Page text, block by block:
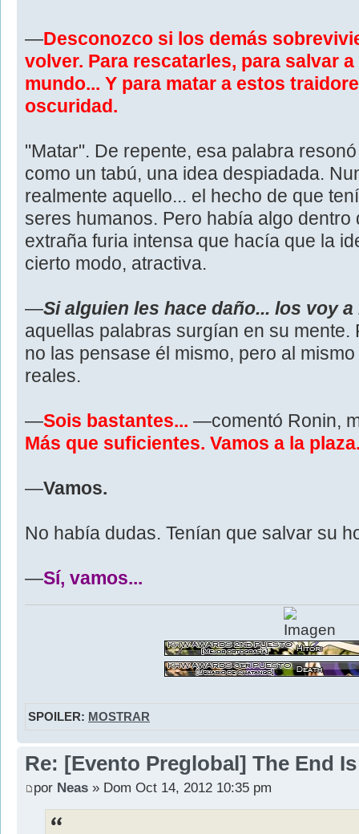
—Desconozco si los demás
volver. Para rescatarles, para salvar
mundo... Y para matar a estos
oscuridad.
"Matar". De repente, esa palabra
como un tabú, una idea despiadada.
realmente aquello... el hecho de que
seres humanos. Pero había algo dentro
extraña furia intensa que hacía que la
cierto modo, atractiva.
—Si alguien les hace daño... los voy
aquellas palabras surgían en su mente.
no las pensase él mismo, pero al
reales.
—Sois bastantes... —comentó Ronin,
Más que suficientes. Vamos a la
—Vamos.
No había dudas. Tenían que salvar su
—Sí, vamos...
SPOILER: MOSTRAR
Re: [Evento Preglobal] The End
por Neas » Dom Oct 14, 2012 10:35 pm